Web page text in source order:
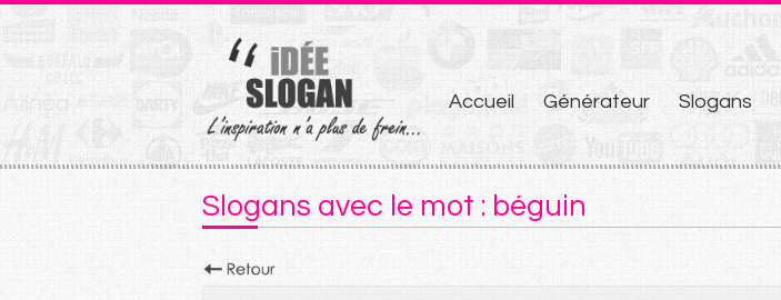
Aller
au
contenu
Accueil Générateur Slogans
Slogans avec le mot : béguin